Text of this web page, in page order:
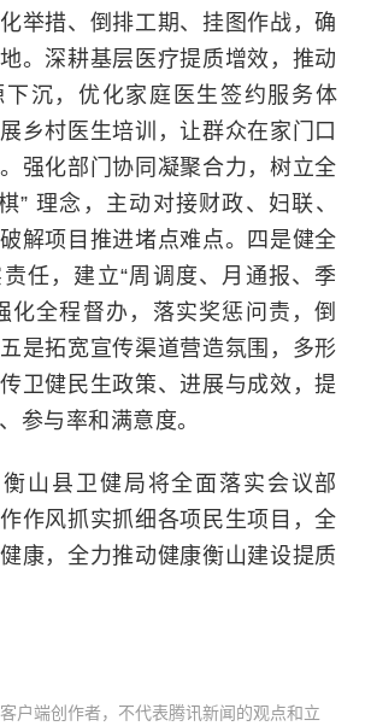
举措、倒排工期、挂图作战，确
。深耕基层医疗提质增效，推动
沉，优化家庭医生签约服务体
乡村医生培训，让群众在家门口
强化部门协同凝聚合力，树立全
” 理念，主动对接财政、妇联、
解项目推进堵点难点。四是健全
任，建立“周调度、月通报、季
化全程督办，落实奖惩问责，倒
是拓宽宣传渠道营造氛围，多形
卫健民生政策、进展与成效，提
参与率和满意度。
山县卫健局将全面落实会议部
作风抓实抓细各项民生项目，全
康，全力推动健康衡山建设提质
户端创作者，不代表腾讯新闻的观点和立